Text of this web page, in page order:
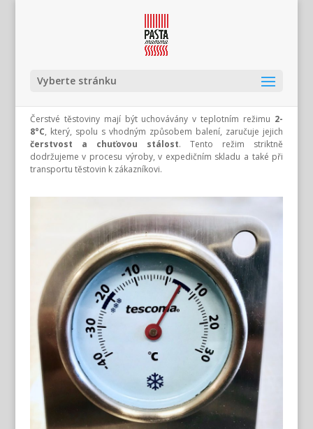
Vyberte stránku
Čerstvé těstoviny mají být uchovávány v teplotním režimu 2-
8°C, který, spolu s vhodným způsobem balení, zaručuje jejich
čerstvost a chuťovou stálost. Tento režim striktně
dodržujeme v procesu výroby, v expedičním skladu a také při
transportu těstovin k zákazníkovi.